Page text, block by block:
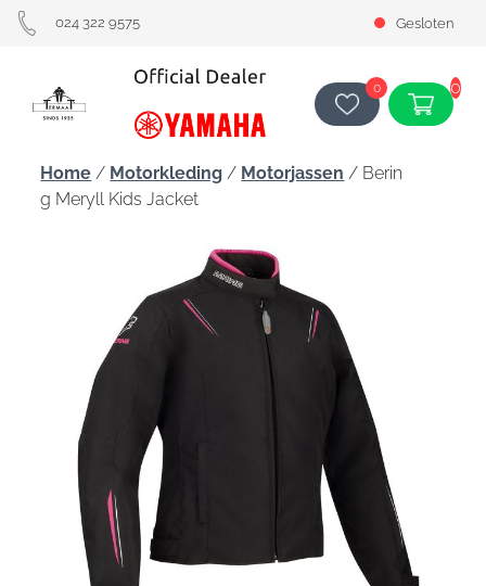
024 322 9575 Gesloten
0 0
Home / Motorkleding / Motorjassen / Berin
g Meryll Kids Jacket